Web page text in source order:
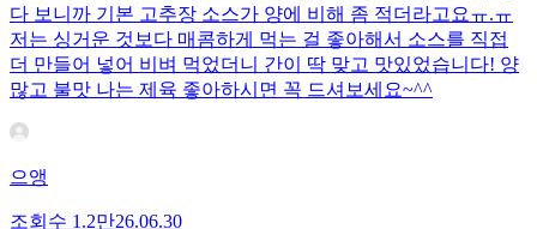
다 보니까 기본 고추장 소스가 양에 비해 좀 적더라고요ㅠ.ㅠ
저는 싱거운 것보다 매콤하게 먹는 걸 좋아해서 소스를 직접
더 만들어 넣어 비벼 먹었더니 간이 딱 맞고 맛있었습니다! 양
많고 불맛 나는 제육 좋아하시면 꼭 드셔보세요~^^
으앵
조회수 1.2만26.06.30